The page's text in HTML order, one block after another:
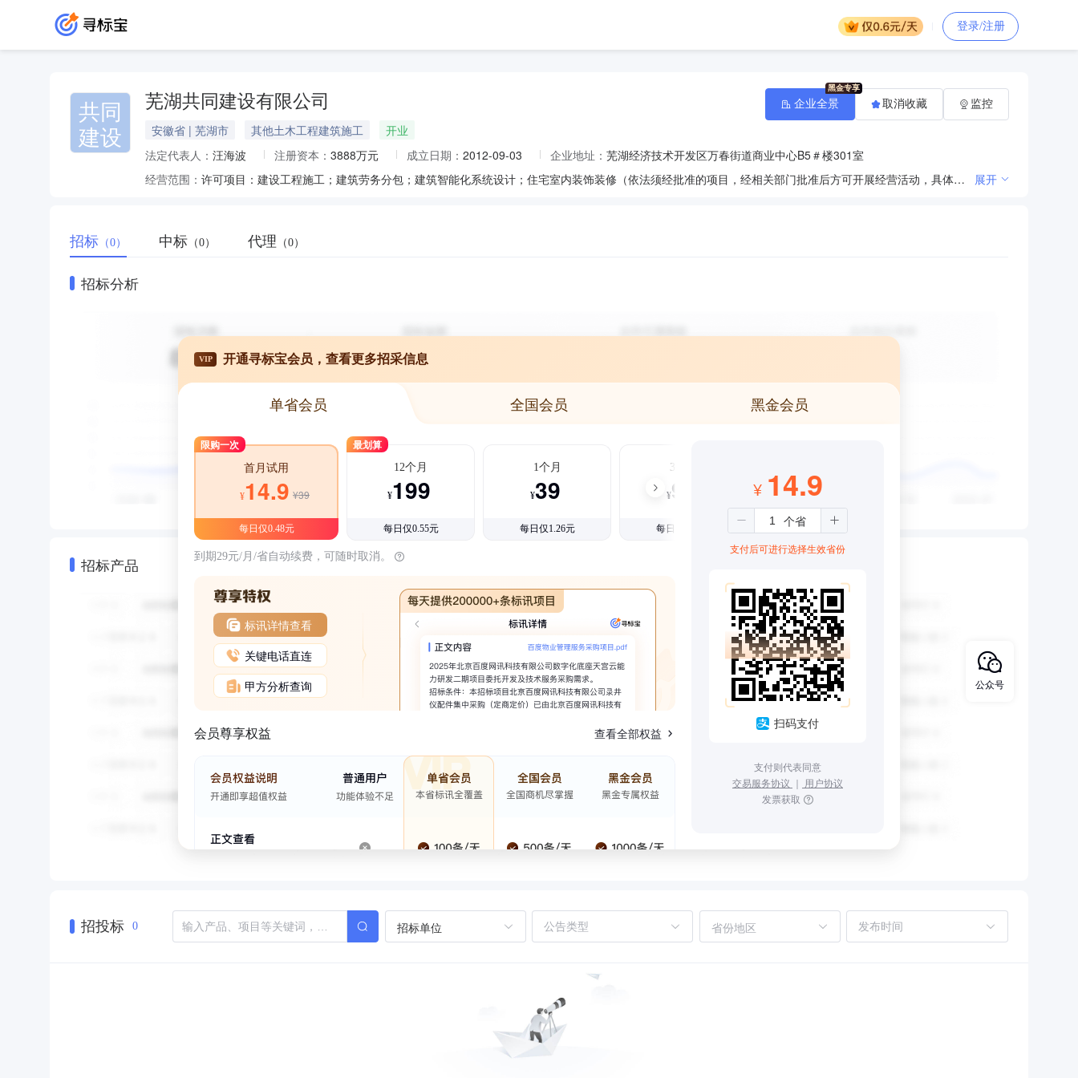
登录/注册
共同
建设
芜湖共同建设有限公司
安徽省 | 芜湖市 其他土木工程建筑施工
开业
法定代表人： 汪海波 注册资本： 3888万元 成立日期： 2012-09-03 企业地址： 芜湖经济技术开发区万春街道商业中心B5＃楼301室
经营范围：
许可项目：建设工程施工；建筑劳务分包；建筑智能化系统设计；住宅室内装饰装修（依法须经批准的项目，经相关部门批准后方可开展经营活动，具体经营项目以相关部门批准文件或许可证件为准）一般项目：园林绿化工程施工；体育场地设施工程施工；土石方工程施工；金属门窗工程施工；工程管理服务；对外承包工程；环保咨询服务；建筑物清洁服务；花卉绿植租借与代管理；花卉种植；礼品花卉销售；园艺产品销售；木材销售；建筑用钢筋产品销售；金属材料销售；建筑材料销售；建筑装饰材料销售；水泥制品销售；五金产品批发；五金产品零售；日用品销售；保温材料销售；塑料制品销售；紧固件销售；金属结构销售；隔热和隔音材料销售（除许可业务外，可自主依法经营法律法规非禁止或限制的项目） 展开
企业全景 取消收藏 监控
招标 （0） 中标 （0） 代理 （0）
招标分析
招标产品
VIP 开通寻标宝会员，查看更多招采信息
单省会员 全国会员 黑金会员
限购一次
首月试用
¥14.9 ¥39
每日仅0.48元
最划算
12个月
¥199
每日仅0.55元
1个月
¥39
每日仅1.26元
3个月
¥99
每日仅1.08元
到期29元/月/省自动续费，可随时取消。
标讯详情查看
关键电话直连
甲方分析查询
会员尊享权益 查看全部权益
¥ 14.9
支付后可进行选择生效省份
扫码支付
支付则代表同意
交易服务协议 ｜ 用户协议
发票获取
招投标 0 招标单位 省份地区
公众号